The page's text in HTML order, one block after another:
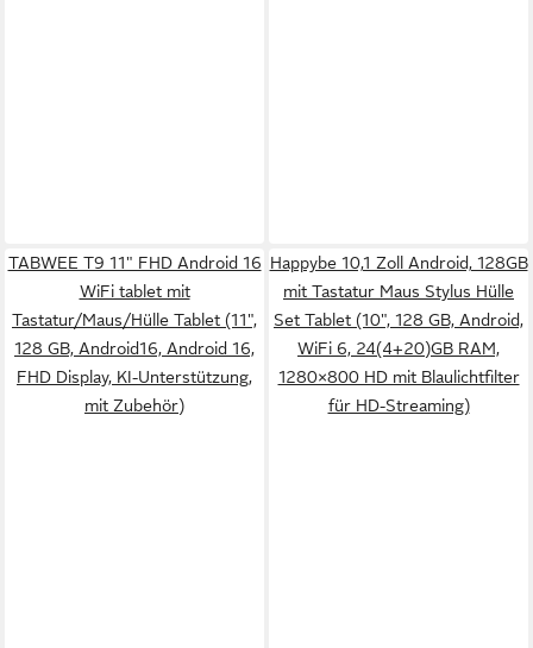
TABWEE T9 11" FHD Android 16
WiFi tablet mit
Tastatur/Maus/Hülle Tablet (11",
128 GB, Android16, Android 16,
FHD Display, KI-Unterstützung,
mit Zubehör)
Happybe 10,1 Zoll Android, 128GB
mit Tastatur Maus Stylus Hülle
Set Tablet (10", 128 GB, Android,
WiFi 6, 24(4+20)GB RAM,
1280×800 HD mit Blaulichtfilter
für HD-Streaming)